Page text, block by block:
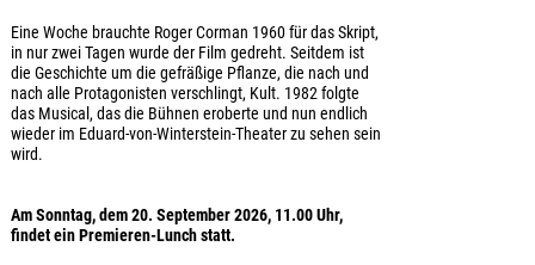
Eine Woche brauchte Roger Corman 1960 für das Skript,
in nur zwei Tagen wurde der Film gedreht. Seitdem ist
die Geschichte um die gefräßige Pflanze, die nach und
nach alle Protagonisten verschlingt, Kult. 1982 folgte
das Musical, das die Bühnen eroberte und nun endlich
wieder im Eduard-von-Winterstein-Theater zu sehen sein
wird.
Am Sonntag, dem 20. September 2026, 11.00 Uhr,
findet ein Premieren-Lunch statt.